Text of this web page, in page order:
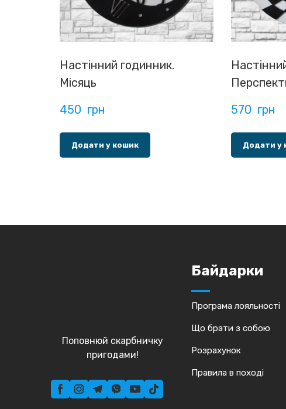
Настінний годинник.
Місяць
450  грн
Додати у кошик
570  грн
Додати у
Поповнюй скарбничку
пригодами!
Байдарки
Програма лояльності
Що брати з собою
Розрахунок
Правила в поході